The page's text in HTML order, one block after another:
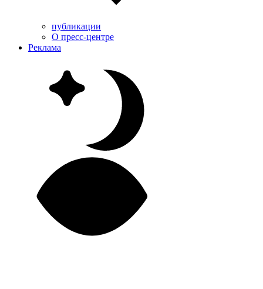
публикации
О пресс-центре
Реклама